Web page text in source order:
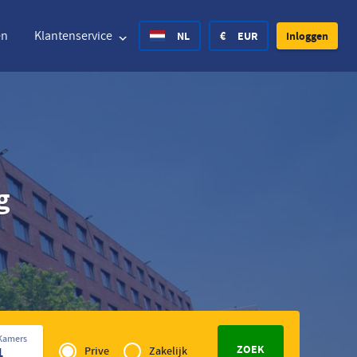
Klantenservice NL
Español
Hrvatski
Finnish
€ EUR
States Dollar
Krone
Krone zł Poland Zloty
Krona CHF Switzerland Franc
Inloggen
of
Prive Zakelijk